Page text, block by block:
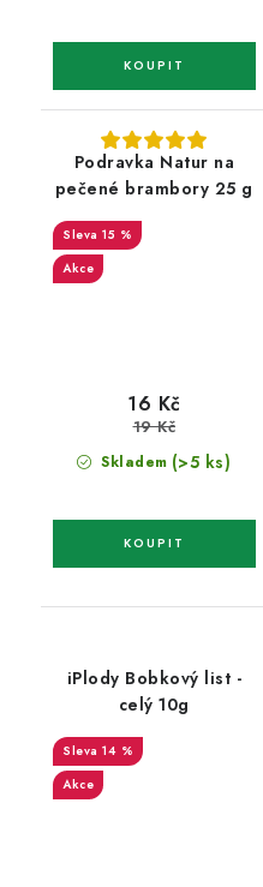
Podravka Natur na
pečené brambory 25 g
15 %
Akce
Skladem (>5 ks)
16 Kč
19 Kč
iPlody Bobkový list -
celý 10g
14 %
Akce